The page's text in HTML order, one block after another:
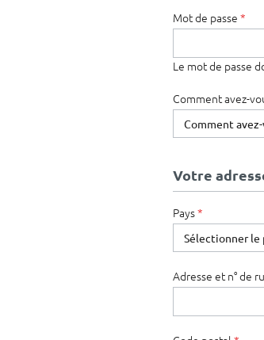
Mot de passe *
Le mot de passe
Comment avez-
Votre
Pays*
Adresse et n° de